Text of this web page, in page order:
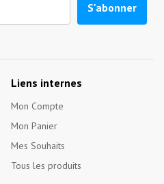
S'abonner
Liens internes
Mon Compte
Mon Panier
Mes Souhaits
Tous les produits